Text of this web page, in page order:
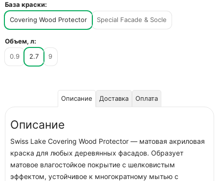
База краски:
Covering Wood Protector
Special Facade & Socle
Объем, л:
0.9
2.7 9
Описание Доставка Оплата
Описание
Swiss Lake Covering Wood Protector — матовая акриловая
краска для любых деревянных фасадов. Образует
матовое влагостойкое покрытие с шелковистым
эффектом, устойчивое к многократному мытью с